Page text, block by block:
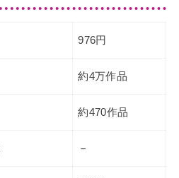
976円
約4万作品
約470作品
－